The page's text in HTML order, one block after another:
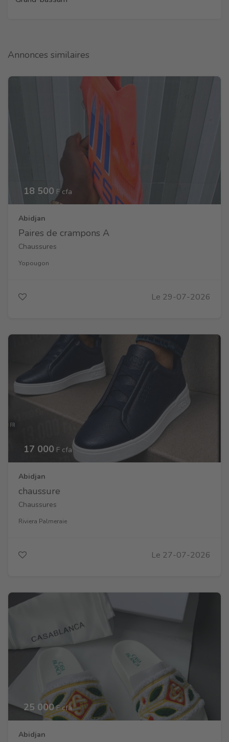
Annonces similaires
18 500 F cfa
Abidjan
Paires de crampons A
Chaussures
Yopougon
Le 29-07-2026
17 000 F cfa
Abidjan
chaussure
Chaussures
Riviera Palmeraie
Le 27-07-2026
25 000F cfa
Abidjan